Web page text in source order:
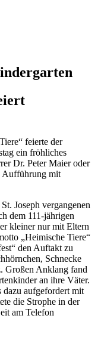
feierte der
ein fröhliches
Dr. Peter Maier oder
Aufführung mit
Joseph vergangenen
dem 111-jährigen
kleiner nur mit Eltern
„Heimische Tiere“
den Auftakt zu
Schnecke
Großen Anklang fand
an ihre Väter.
dazu aufgefordert mit
die Strophe in der
am Telefon